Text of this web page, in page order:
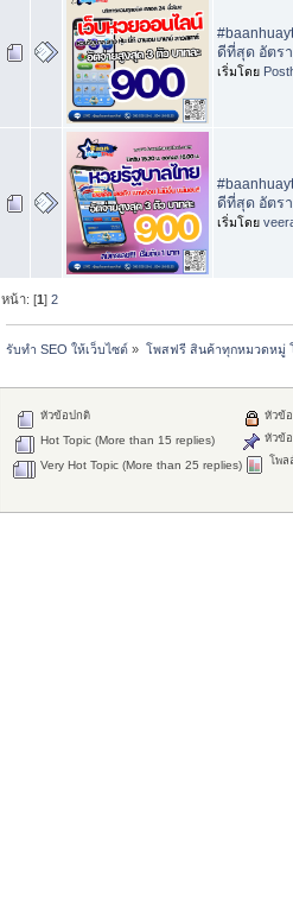
ดีที่สุด อัตร
เริ่มโดย
ดีที่สุด อัตร
เริ่มโดย
หน้า: [1]2
รับทำ SEO ให้เว็บไซต์ » โพสฟรี สินค้าทุกหมวดหมู่
หัวข้อปกติ
Hot Topic (More than 15 replies)
Very Hot Topic (More than 25 replies)
หัวข้
หัวข้
โพล